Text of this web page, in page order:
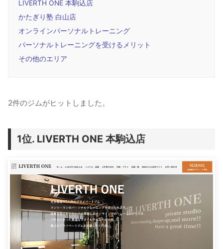
LIVERTH ONE 本駒込店
かたぎり塾 白山店
オンラインパーソナルトレーニング
パーソナルトレーニングを受けるメリット
その他のエリア
2件のジムがヒットしました。
LIVERTH ONE 本駒込店